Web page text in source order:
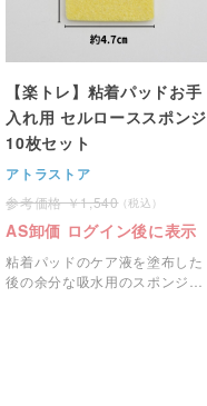
【楽トレ】粘着パッドお手
入れ用 セルローススポンジ
10枚セット
アトラストア
1,540
AS卸価 ログイン後に表示
粘着パッドのケア液を塗布した
後の余分な吸水用のスポンジに